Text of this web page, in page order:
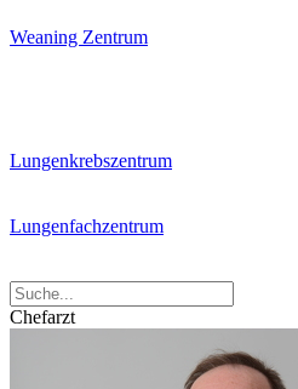
Weaning Zentrum
Lungenkrebszentrum
Lungenfachzentrum
Chefarzt